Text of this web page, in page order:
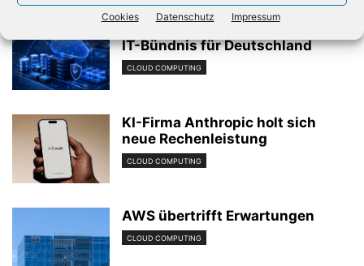
Cookies Datenschutz Impressum
IT-Bündnis für Deutschland
CLOUD COMPUTING
KI-Firma Anthropic holt sich
neue Rechenleistung
CLOUD COMPUTING
AWS übertrifft Erwartungen
CLOUD COMPUTING